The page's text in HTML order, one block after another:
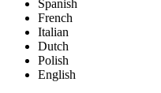
Spanish
French
Italian
Dutch
Polish
English